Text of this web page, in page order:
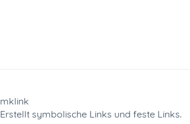
mklink
Erstellt symbolische Links und feste Links.